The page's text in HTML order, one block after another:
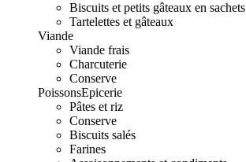
Biscuits et petits gâteaux en sachets
Tartelettes et gâteaux
Viande
Viande frais
Charcuterie
Conserve
PoissonsEpicerie
Pâtes et riz
Conserve
Biscuits salés
Farines